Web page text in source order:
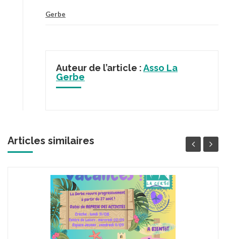
Gerbe
Auteur de l’article :Asso La
Gerbe
Articles similaires